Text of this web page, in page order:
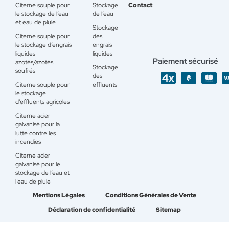
Citerne souple pour
le stockage de l’eau
et eau de pluie
Citerne souple pour
le stockage d’engrais
liquides
azotés/azotés
soufrés
Citerne souple pour
le stockage
d’effluents agricoles
Citerne acier
galvanisé pour la
lutte contre les
incendies
Citerne acier
galvanisé pour le
stockage de l’eau et
l’eau de pluie
Stockage
de l’eau
Stockage
des
engrais
liquides
Stockage
des
effluents
Contact
Paiement sécurisé
Mentions Légales
Conditions Générales de Vente
Déclaration de confidentialité
Sitemap